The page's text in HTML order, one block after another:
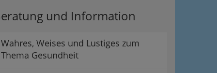
und Information
Wahres, Weises und Lustiges zum
Thema Gesundheit